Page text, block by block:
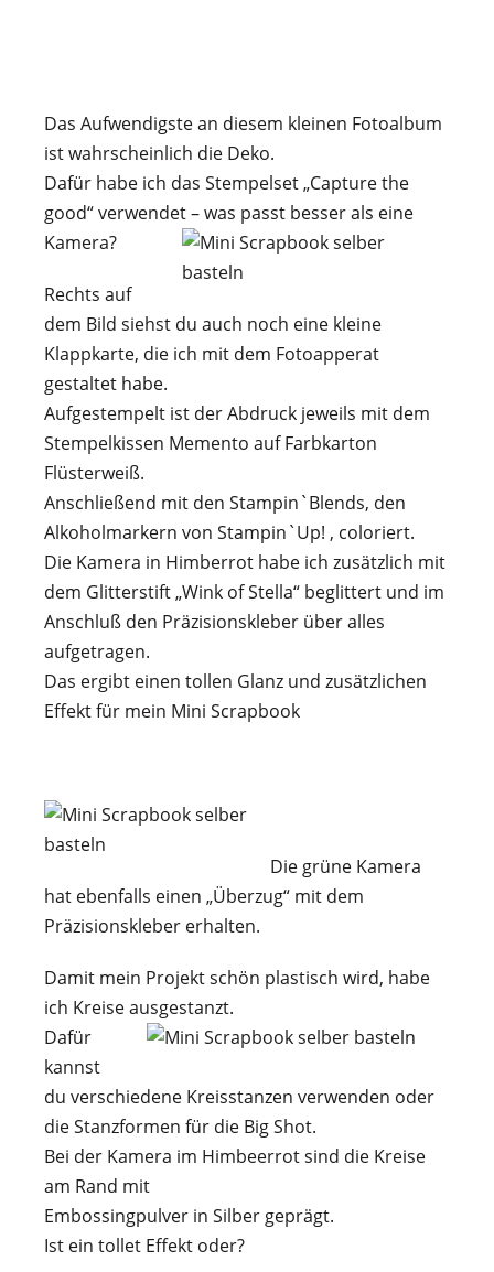
Das Aufwendigste an diesem kleinen Fotoalbum
ist wahrscheinlich die Deko.
Dafür habe ich das Stempelset „Capture the
good“ verwendet – was passt besser als eine
Kamera?
Rechts auf
dem Bild siehst du auch noch eine kleine
Klappkarte, die ich mit dem Fotoapperat
gestaltet habe.
Aufgestempelt ist der Abdruck jeweils mit dem
Stempelkissen Memento auf Farbkarton
Flüsterweiß.
Anschließend mit den Stampin`Blends, den
Alkoholmarkern von Stampin`Up! , coloriert.
Die Kamera in Himberrot habe ich zusätzlich mit
dem Glitterstift „Wink of Stella“ beglittert und im
Anschluß den Präzisionskleber über alles
aufgetragen.
Das ergibt einen tollen Glanz und zusätzlichen
Effekt für mein Mini Scrapbook
Die grüne Kamera
hat ebenfalls einen „Überzug“ mit dem
Präzisionskleber erhalten.
Damit mein Projekt schön plastisch wird, habe
ich Kreise ausgestanzt.
Dafür
kannst
du verschiedene Kreisstanzen verwenden oder
die Stanzformen für die Big Shot.
Bei der Kamera im Himbeerrot sind die Kreise
am Rand mit
Embossingpulver in Silber geprägt.
Ist ein tollet Effekt oder?